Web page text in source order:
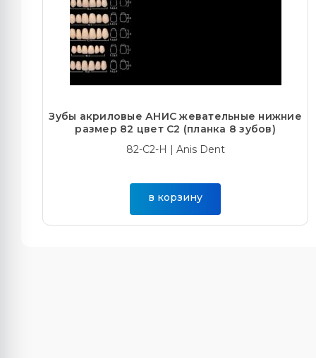
Зубы акриловые АНИС жевательные нижние
размер 82 цвет С2 (планка 8 зубов)
82-С2-Н | Anis Dent
в корзину